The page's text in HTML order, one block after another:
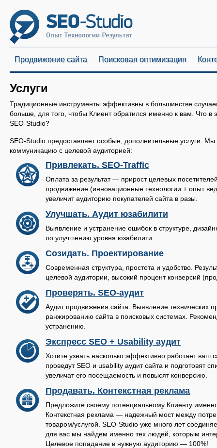
Продвижение сайта Поисковая оптимизация
Услуги
Традиционные инструменты эффективны в большинстве
больше, для того, чтобы Клиент обратился именно к вам. Что в
SEO-Studio?
SEO-Studio предоставляет особые, дополнительные услуги.
коммуникацию с целевой аудиторией:
Привлекать. SEO-Traffic
Оплата за результат — прирост целевых
продвижение (инновационные технологии + опыт
увеличит аудиторию покупателей сайта в разы.
Улучшать. Аудит юзабилити
Выявление и устранение ошибок в структуре,
по улучшению уровня юзабилити.
Созидать. Проектирование
Современная структура, простота и удобство.
целевой аудитории, высокий процент конверсий
Проверять. SEO-аудит
Аудит продвижения сайта. Выявление
ранжированию сайта в поисковых системах.
устранению.
Экспресс SEO + Usability аудит
Хотите узнать насколько эффективно работает ваш
проведут SEO и usability аудит сайта и подготовят
увеличат его посещаемость и повысят конверсию.
Продавать. Контекстная реклама
Предложите своему потенциальному Клиенту
Контекстная реклама — надежный мост между
товаром/услугой. SEO-Studio уже много лет
для вас мы найдем именно тех людей, которым
Целевое попадание в нужную аудиторию — 100%!